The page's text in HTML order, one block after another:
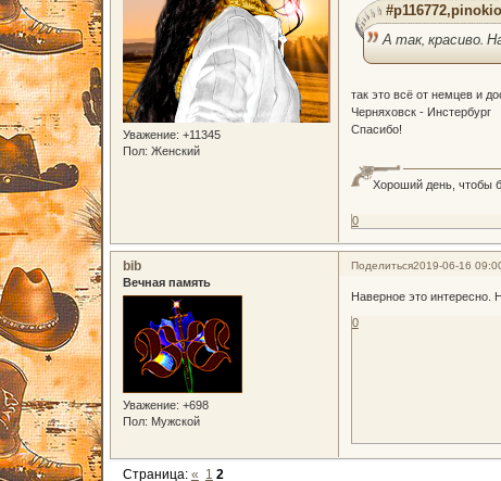
Уважение: +11345
Пол: Женский
А так, красиво.
так это всё от немцев и
Черняховск - Инстербург
Спасибо!
Хороший день, чтобы
0
Поделиться2019-06-16
bib
Вечная память
Уважение: +698
Пол: Мужской
Наверное это интересно.
0
Страница: « 1 2